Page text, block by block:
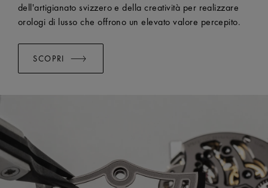
dell'artigianato svizzero e della creatività per realizzare
orologi di lusso che offrono un elevato valore percepito.
SCOPRI